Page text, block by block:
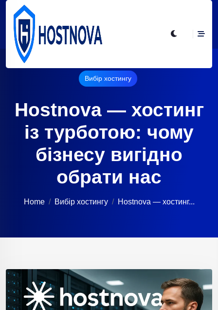
Вибір хостингу
Hostnova — хостинг
із турботою: чому
бізнесу вигідно
обрати нас
Home Вибір хостингу Hostnova — хостинг...